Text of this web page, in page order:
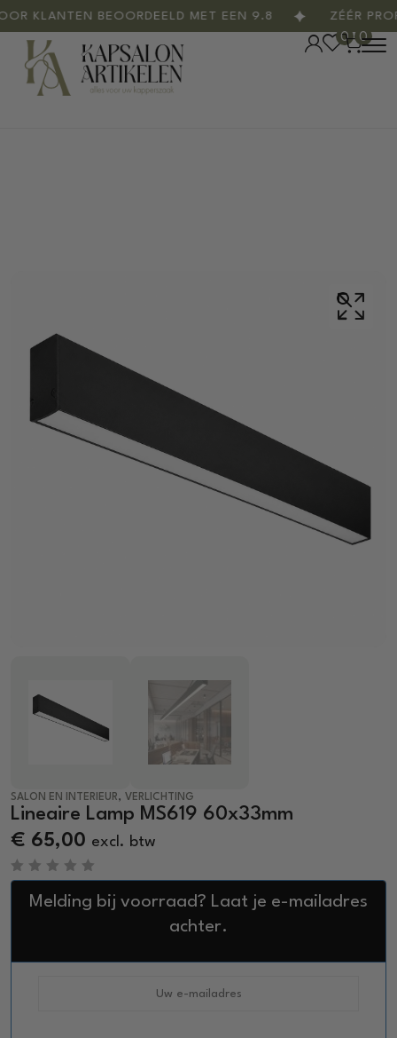
KLANTEN BEOORDEELD MET EEN 9.8 ZÉÉR
0 0
SALON EN INTERIEUR, VERLICHTING
Lineaire Lamp MS619 60x33mm
€ 65,00 excl. btw
R
Melding bij voorraad? Laat je e-mailadres
achter.